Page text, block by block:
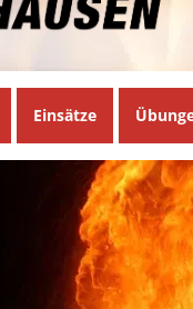
Einsätze